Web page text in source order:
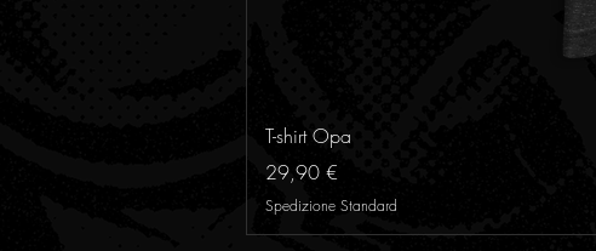
T-shirt Opa
Preis
29,90 €
Spedizione Standard